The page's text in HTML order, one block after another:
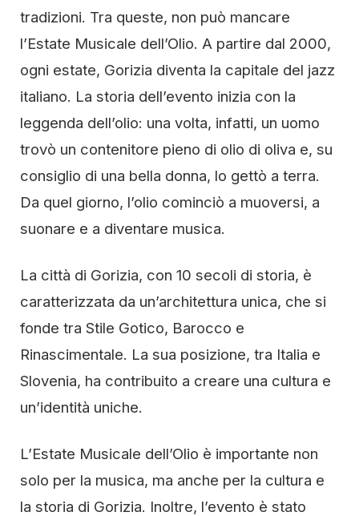
tradizioni. Tra queste, non può mancare
l’Estate Musicale dell’Olio. A partire dal 2000,
ogni estate, Gorizia diventa la capitale del jazz
italiano. La storia dell’evento inizia con la
leggenda dell’olio: una volta, infatti, un uomo
trovò un contenitore pieno di olio di oliva e, su
consiglio di una bella donna, lo gettò a terra.
Da quel giorno, l’olio cominciò a muoversi, a
suonare e a diventare musica.
La città di Gorizia, con 10 secoli di storia, è
caratterizzata da un’architettura unica, che si
fonde tra Stile Gotico, Barocco e
Rinascimentale. La sua posizione, tra Italia e
Slovenia, ha contribuito a creare una cultura e
un’identità uniche.
L’Estate Musicale dell’Olio è importante non
solo per la musica, ma anche per la cultura e
la storia di Gorizia. Inoltre, l’evento è stato